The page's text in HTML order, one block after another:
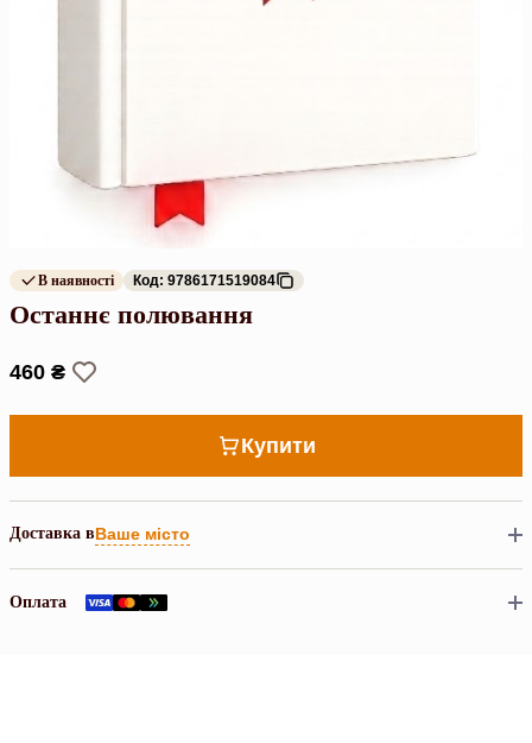
В наявності Код: 9786171519084
Останнє полювання
460 ₴
Купити
Доставка вВаше місто
Оплата